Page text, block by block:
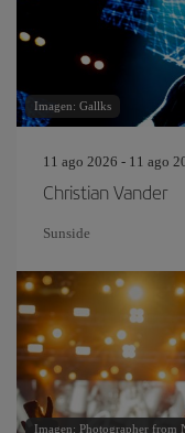
Imagen: Gallks
11 ago 2026 - 11 ago
Christian Vander
Sunside
Imagen: Photographer from